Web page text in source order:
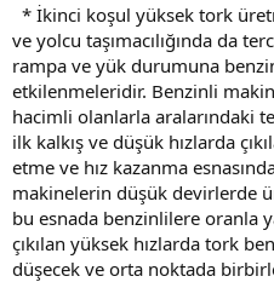
* İkinci koşul yüksek tork
ve yolcu taşımacılığında da
rampa ve yük durumuna
etkilenmeleridir. Benzinli
hacimli olanlarla aralarındaki
ilk kalkış ve düşük hızlarda
etme ve hız kazanma
makinelerin düşük devirlerde
bu esnada benzinlilere oranla
çıkılan yüksek hızlarda tork
düşecek ve orta noktada